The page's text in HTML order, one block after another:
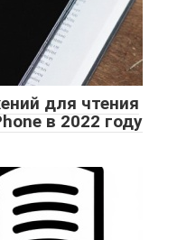
для чтения
в 2022 году